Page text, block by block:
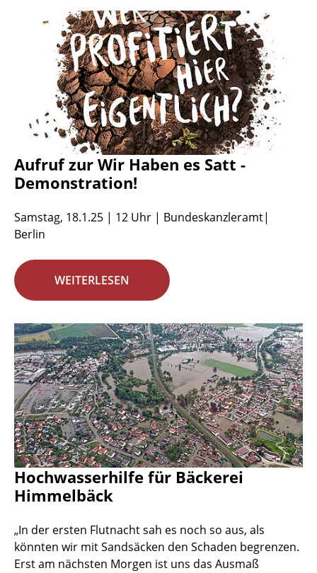
Aufruf zur Wir Haben es Satt -
Demonstration!
Samstag, 18.1.25 | 12 Uhr | Bundeskanzleramt|
Berlin
WEITERLESEN
Hochwasserhilfe für Bäckerei
Himmelbäck
„In der ersten Flutnacht sah es noch so aus, als
könnten wir mit Sandsäcken den Schaden begrenzen.
Erst am nächsten Morgen ist uns das Ausmaß